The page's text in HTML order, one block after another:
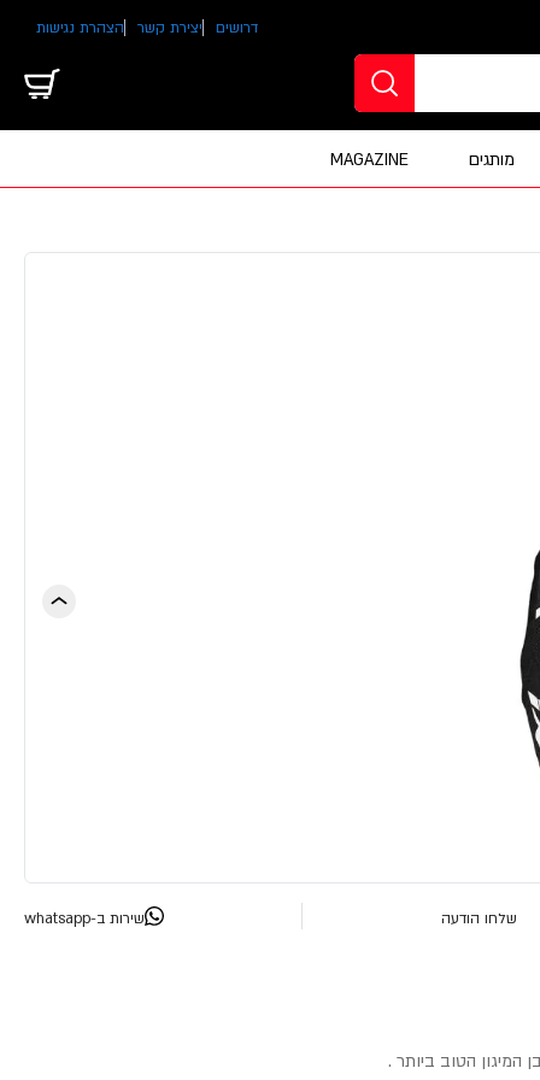
דרושים יצירת קשר הצהרת נגישות
מותגים MAGAZINE
שלחו הודעה שירות ב-whatsapp
המיגון הטוב ביותר .